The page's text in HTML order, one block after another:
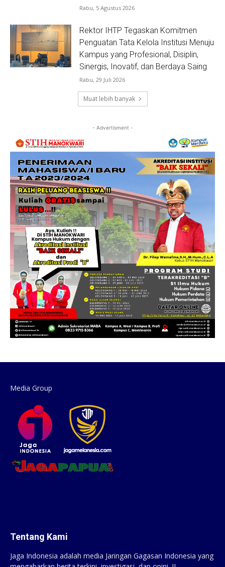
Rabu, 5 Agustus 2026
Rektor IHTP Tegaskan Komitmen
Penguatan Tata Kelola Institusi Menuju
Kampus yang Profesional, Disiplin,
Sinergis, Inovatif, dan Berdaya Saing
Rabu, 29 Juli 2026
Muat lebih banyak
- Advertisment -
Media Group
Tentang Kami
Jaga Indonesia adalah media Jaringan Gagasan Indonesia yang